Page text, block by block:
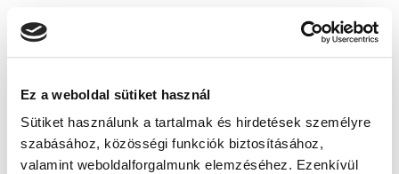
Ez a weboldal sütiket használ
Sütiket használunk a tartalmak és hirdetések személyre
szabásához, közösségi funkciók biztosításához,
valamint weboldalforgalmunk elemzéséhez. Ezenkívül